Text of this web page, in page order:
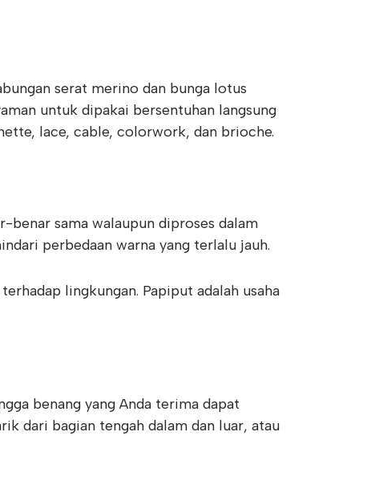
serat merino dan bunga lotus
untuk dipakai bersentuhan langsung
lace, cable, colorwork, dan brioche.
benar sama walaupun diproses dalam
perbedaan warna yang terlalu jauh.
lingkungan. Papiput adalah usaha
benang yang Anda terima dapat
dari bagian tengah dalam dan luar, atau